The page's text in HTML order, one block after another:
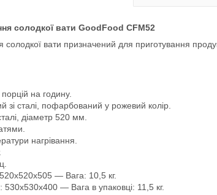
солодкої вати GoodFood CFM52
вати призначений для приготування
на годину.
зі сталі, пофарбований у рожевий колір.
діаметр 520 мм.
нагрівання.
— Вага: 10,5 кг.
530х530х400 — Вага в упаковці: 11,5 кг.